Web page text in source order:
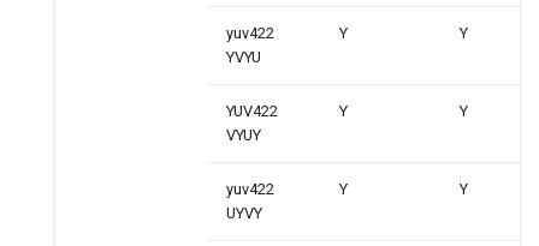
yuv422
YVYU
Y Y
YUV422
VYUY
Y Y
yuv422
UYVY
Y Y